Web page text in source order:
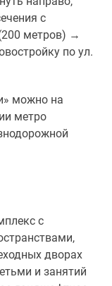
с
метров) →
по ул.
можно на
метро
с
дворах
и занятий